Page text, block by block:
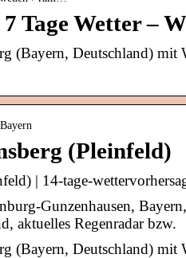
Tage Wetter –
(Bayern, Deutschland) mit
(Pleinfeld)
| 14-tage-
Gunzenhausen,
aktuelles Regenradar bzw.
(Bayern, Deutschland) mit